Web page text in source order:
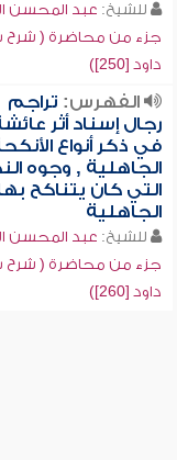
للشيخ: عبد المحسن
جزء من محاضرة ( شرح
داود [250])
الفهرس: تراجم
رجال إسناد أثر
في ذكر أنواع
الجاهلية , وجوه
التي كان يتناكح
الجاهلية
للشيخ: عبد المحسن
جزء من محاضرة ( شرح
داود [260])